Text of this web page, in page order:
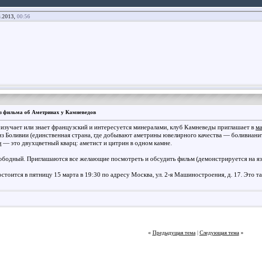
00:56
фильма об Аметринах у Камневедов
или знает французский и интересуется минералами, клуб Камневеды приглашает в
Боливии (единственная страна, где добывают аметрины ювелирного качества —
— это двухцветный кварц: аметист и цитрин в одном камне.
Приглашаются все желающие посмотреть и обсудить фильм (демонстрируется на
в пятницу 15 марта в 19:30 по адресу Москва, ул. 2-я Машиностроения, д. 17. Это
« Предыдущая тема| Следующая тема »